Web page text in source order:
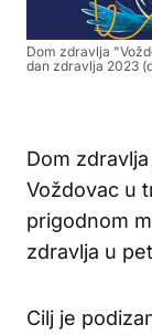
Dom zdravlja
dan zdravlja 2023
Dom
Voždovac u
prigodnom
zdravlja u
Cilj je